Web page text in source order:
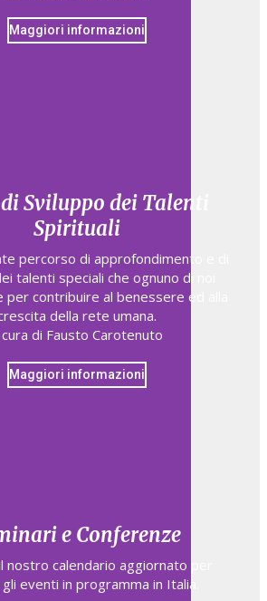
Maggiori informazioni
Sviluppo dei Talenti
Spirituali
percorso di approfondimento e di
talenti speciali che ognuno di noi
per contribuire al benessere ed alla
della rete umana.
cura di Fausto Carotenuto
Maggiori informazioni
e Conferenze
nostro calendario aggiornato per
eventi in programma in Italia.